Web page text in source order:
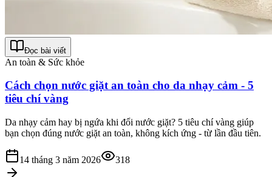
Đọc bài viết
An toàn & Sức khỏe
Cách chọn nước giặt an toàn cho da nhạy cảm - 5
tiêu chí vàng
Da nhạy cảm hay bị ngứa khi đổi nước giặt? 5 tiêu chí vàng giúp
bạn chọn đúng nước giặt an toàn, không kích ứng - từ lần đầu tiên.
14 tháng 3 năm 2026 318